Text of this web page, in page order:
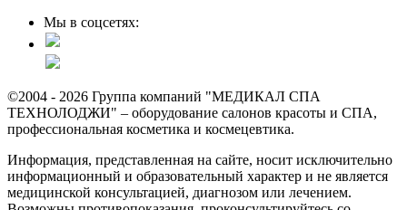
Мы в соцсетях:
©2004 - 2026 Группа компаний "МЕДИКАЛ СПА
ТЕХНОЛОДЖИ" – оборудование салонов красоты и СПА,
профессиональная косметика и космецевтика.
Информация, представленная на сайте, носит исключительно
информационный и образовательный характер и не является
медицинской консультацией, диагнозом или лечением.